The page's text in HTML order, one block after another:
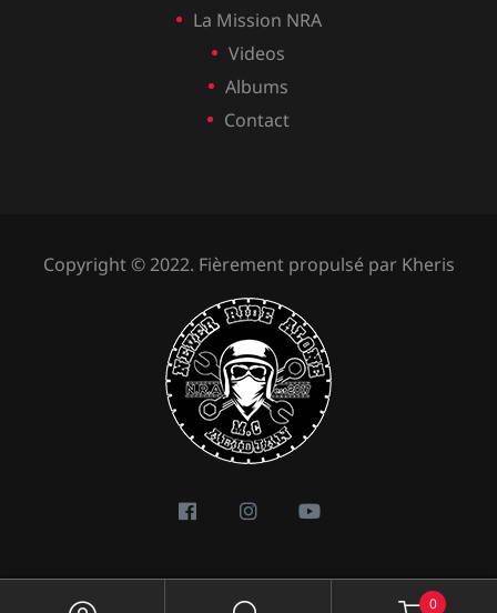
La Mission NRA
Videos
Albums
Contact
Copyright © 2022. Fièrement propulsé par Kheris
0